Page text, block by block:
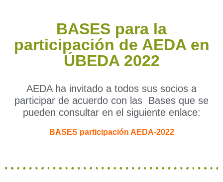
BASES para la
participación de AEDA en
ÚBEDA 2022
AEDA ha invitado a todos sus socios a
participar de acuerdo con las Bases que se
pueden consultar en el siguiente enlace:
BASES participación AEDA-2022